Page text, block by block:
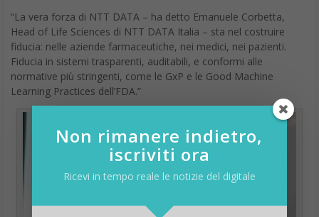
“La vera forza di NTT DATA – ha detto Emanuele Corbetta,
Head of Life Sciences di NTT DATA Italia – sta nel costruire
fiducia: nelle aziende farmaceutiche, nei medici, nei pazienti.
Fiducia in sistemi trasparenti, auditabili, e conformi alle
normative più stringenti, come le GxP e le Good Machine
Learning Practices dell’FDA.”
Non rimanere indietro,
iscriviti ora
Ricevi in tempo reale le notizie del digitale